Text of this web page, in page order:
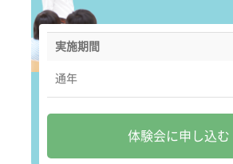
実施期間
通年
体験会に申し込む